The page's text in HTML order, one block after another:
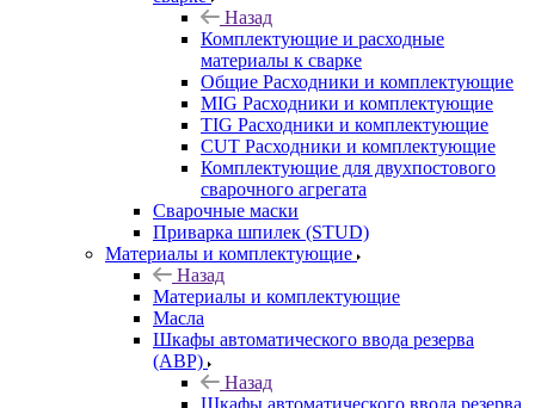
Назад
Комплектующие и расходные
материалы к сварке
Общие Расходники и комплектующие
MIG Расходники и комплектующие
TIG Расходники и комплектующие
CUT Расходники и комплектующие
Комплектующие для двухпостового
сварочного агрегата
Сварочные маски
Приварка шпилек (STUD)
Материалы и комплектующие
Назад
Материалы и комплектующие
Масла
Шкафы автоматического ввода резерва
(АВР)
Назад
Шкафы автоматического ввода резерва